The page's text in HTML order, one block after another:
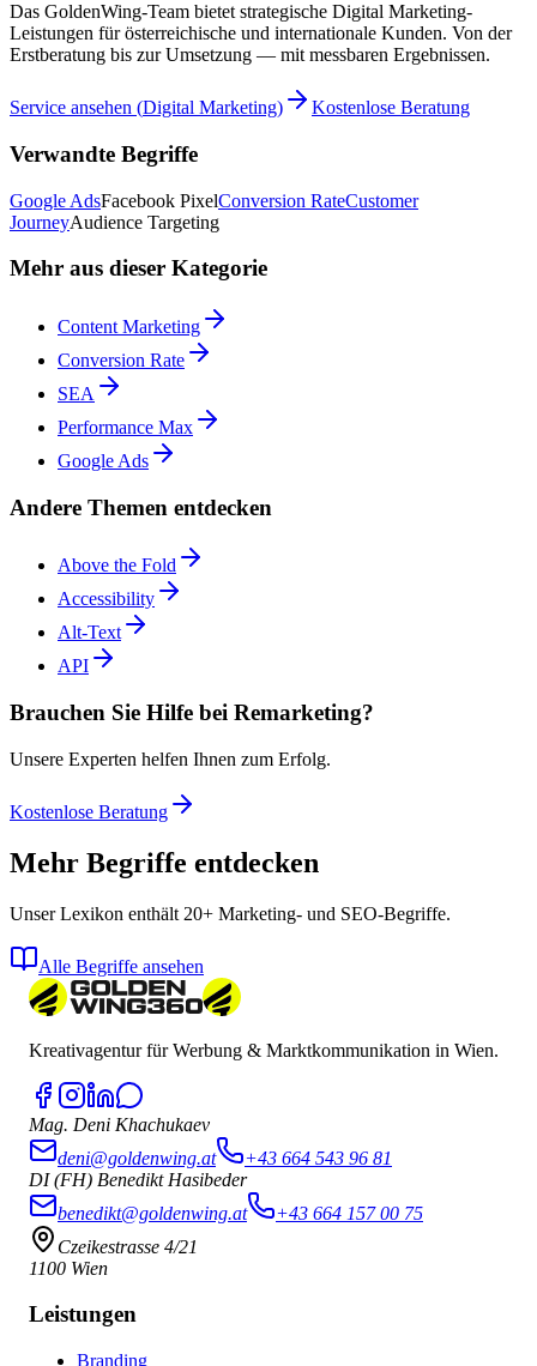
Das GoldenWing-Team bietet strategische Digital Marketing-
Leistungen für österreichische und internationale Kunden. Von der
Erstberatung bis zur Umsetzung — mit messbaren Ergebnissen.
Service ansehen (Digital Marketing) Kostenlose Beratung
Verwandte Begriffe
Google AdsFacebook PixelConversion RateCustomer
JourneyAudience Targeting
Mehr aus dieser Kategorie
Content Marketing
Conversion Rate
SEA
Performance Max
Google Ads
Andere Themen entdecken
Above the Fold
Accessibility
Alt-Text
API
Brauchen Sie Hilfe bei Remarketing?
Unsere Experten helfen Ihnen zum Erfolg.
Kostenlose Beratung
Mehr Begriffe entdecken
Unser Lexikon enthält 20+ Marketing- und SEO-Begriffe.
Alle Begriffe ansehen
Kreativagentur für Werbung & Marktkommunikation in Wien.
Mag. Deni Khachukaev
deni@goldenwing.at
+43 664 543 96 81
DI (FH) Benedikt Hasibeder
benedikt@goldenwing.at
+43 664 157 00 75
Czeikestrasse 4/21
1100 Wien
Leistungen
Branding